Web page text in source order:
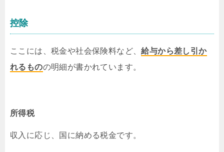
控除
ここには、税金や社会保険料など、給与から差し引か
れるものの明細が書かれています。
所得税
収入に応じ、国に納める税金です。